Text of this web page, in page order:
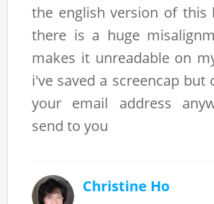
the english version of this
there is a huge
makes it unreadable on
i've saved a screencap but
your email address
send to you
Christine Ho